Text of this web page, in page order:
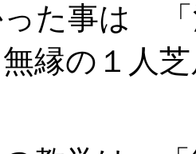
った事は
縁の１人